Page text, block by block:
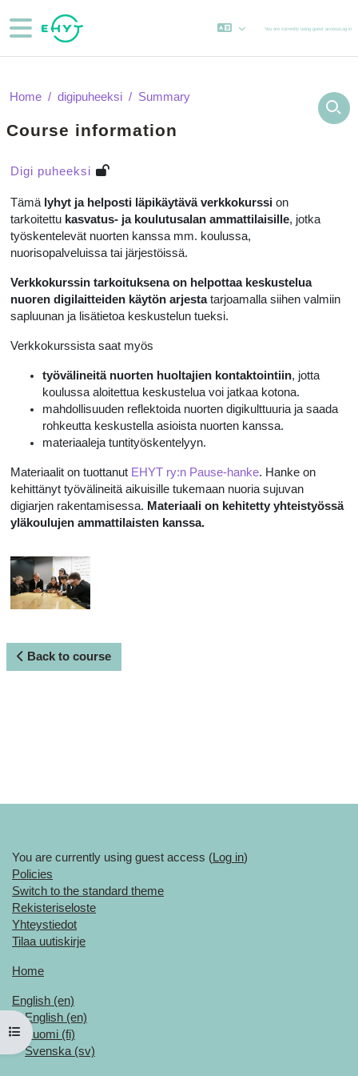
Side panel
You are currently using guest accessLog in
Open course index
Home digipuheeksi Summary
Course information
Digi puheeksi
Tämä lyhyt ja helposti läpikäytävä verkkokurssi on
tarkoitettu kasvatus- ja koulutusalan ammattilaisille, jotka
työskentelevät nuorten kanssa mm. koulussa,
nuorisopalveluissa tai järjestöissä.
Verkkokurssin tarkoituksena on helpottaa keskustelua
nuoren digilaitteiden käytön arjestatarjoamalla siihen valmiin
sapluunan ja lisätietoa keskustelun tueksi.
Verkkokurssista saat myös
työvälineitä nuorten huoltajien kontaktointiin, jotta
koulussa aloitettua keskustelua voi jatkaa kotona.
mahdollisuuden reflektoida nuorten digikulttuuria ja saada
rohkeutta keskustella asioista nuorten kanssa.
materiaaleja tuntityöskentelyyn.
Materiaalit on tuottanut EHYT ry:n Pause-hanke. Hanke on
kehittänyt työvälineitä aikuisille tukemaan nuoria sujuvan
digiarjen rakentamisessa. Materiaali on kehitetty yhteistyössä
yläkoulujen ammattilaisten kanssa.
Back to course
You are currently using guest access (Log in)
Policies
Switch to the standard theme
Rekisteriseloste
Yhteystiedot
Tilaa uutiskirje
Home
English ‎(en)‎
English ‎(en)‎
Suomi ‎(fi)‎
Svenska ‎(sv)‎